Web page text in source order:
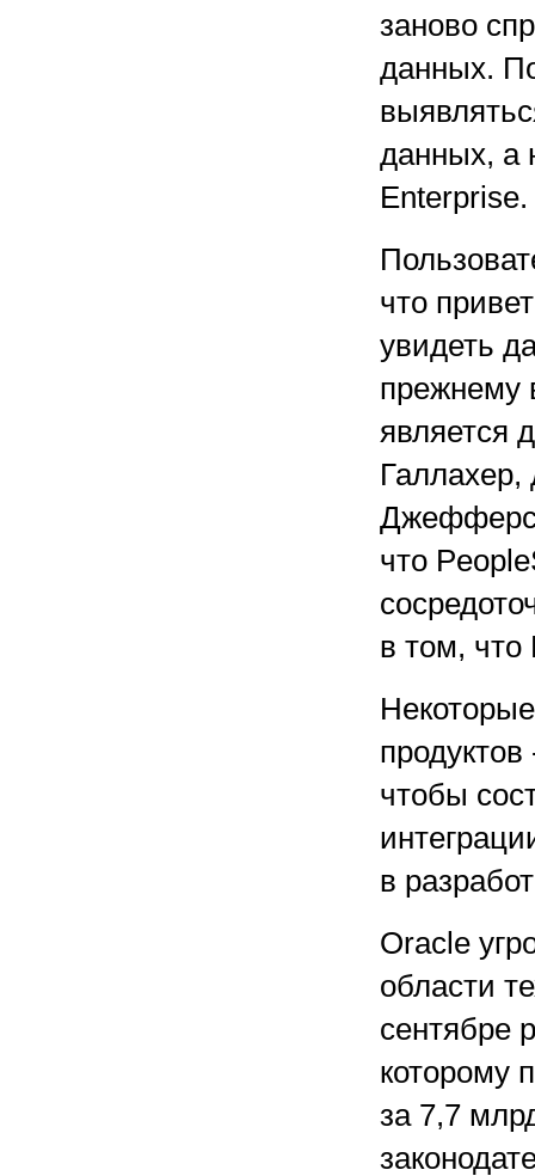
заново
данных.
данных, а
Enterprise.
что
увидеть
прежнему
является
что
в том, что
чтобы
в
Oracle
области
сентябре
которому
за 7,7